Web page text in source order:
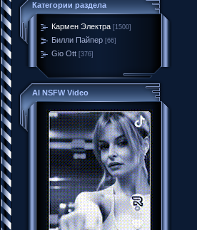
Категории раздела
Кармен Электра [1500]
Билли Пайпер [66]
Gio Ott [376]
AI NSFW Video